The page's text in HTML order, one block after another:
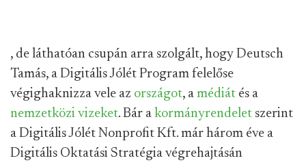
, de láthatóan csupán arra szolgált, hogy Deutsch
Tamás, a Digitális Jólét Program felelőse
végighaknizza vele az országot, a médiát és a
nemzetközi vizeket. Bár a kormányrendelet szerint
a Digitális Jólét Nonprofit Kft. már három éve a
Digitális Oktatási Stratégia végrehajtásán